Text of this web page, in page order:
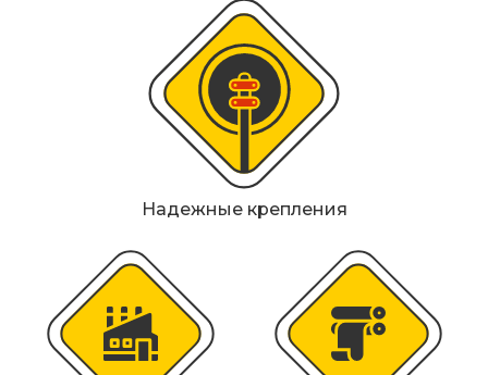
Сферические дорожные зеркала
Светофоры
Светодиодные светофоры T7
Мобильные сигнальные строительные
Материалы для дорожной разметки
Знаки безопасности
Надежные крепления